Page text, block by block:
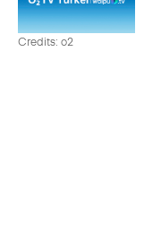
Credits: o2